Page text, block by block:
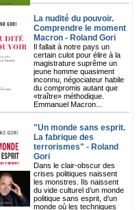
La nudité du pouvoir.
Comprendre le moment
Macron - Roland Gori
Il fallait à notre pays un
certain culot pour élire à la
magistrature suprême un
jeune homme quasiment
inconnu, négociateur habile
du compromis autant que
«traître» méthodique.
Emmanuel Macron...
"Un monde sans esprit.
La fabrique des
terrorismes" - Roland
Gori
Dans le clair-obscur des
crises politiques naissent
les monstres. Ils naissent
du vide culturel d’un monde
politique sans esprit, d’un
monde où les techniques